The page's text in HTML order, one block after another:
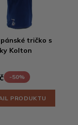
tričko s
Kolton
-50%
PRODUKTU